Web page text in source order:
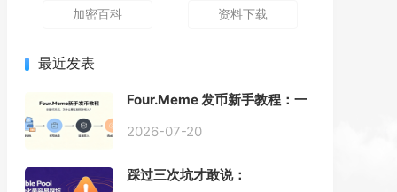
加密百科 资料下载
最近发表
Four.Meme 发币新手教程：一
动踩坑
2026-07-20
踩过三次坑才敢说：